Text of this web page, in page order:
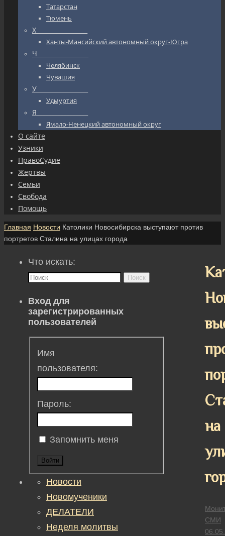
Татарстан
Тюмень
Х_________________
Ханты-Мансийский автономный округ-Югра
Ч_________________
Челябинск
Чувашия
У_________________
Удмуртия
Я_________________
Ямало-Ненецкий автономный округ
О сайте
Узники
ПравоСудие
Жертвы
Семьи
Свобода
Помощь
Главная Новости Католики Новосибирска выступают против
портретов Сталина на улицах города
на
СМИ
Что искать:
Поиск
Вход для
зарегистрированных
пользователей
Имя
пользователя:
Пароль:
Запомнить меня
Войти
Новости
Новомученики
ДЕЛАТЕЛИ
Неделя молитвы